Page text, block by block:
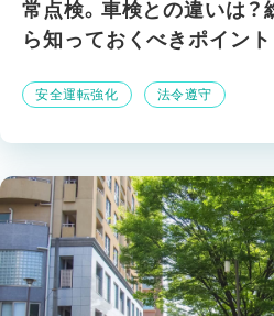
常点検。車検との違いは？
ら知っておくべきポイン
安全運転強化 法令遵守